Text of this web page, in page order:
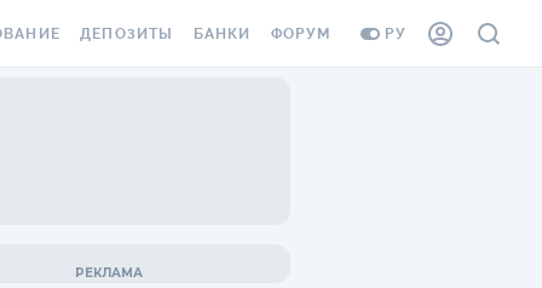
РУ
ДЕПОЗИТЫ БАНКИ ФОРУМ